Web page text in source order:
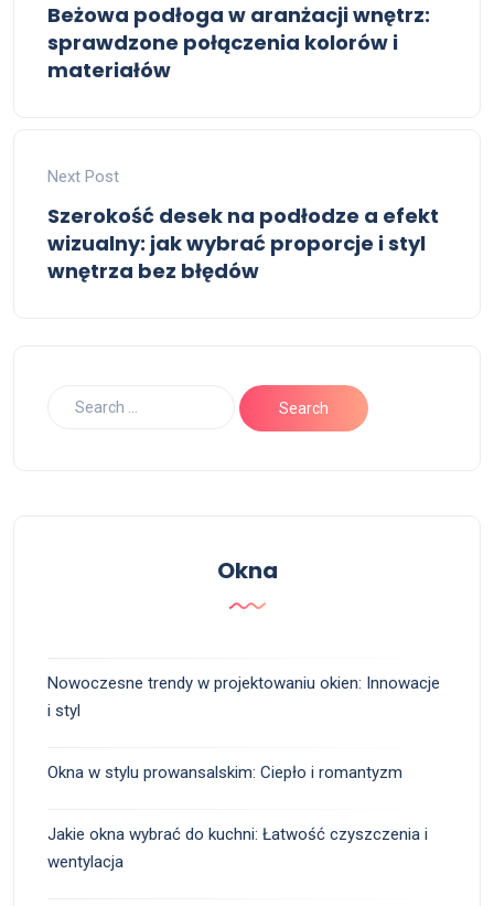
Beżowa podłoga w aranżacji wnętrz:
sprawdzone połączenia kolorów i
materiałów
Next Post
Szerokość desek na podłodze a efekt
wizualny: jak wybrać proporcje i styl
wnętrza bez błędów
Okna
Nowoczesne trendy w projektowaniu okien: Innowacje
i styl
Okna w stylu prowansalskim: Ciepło i romantyzm
Jakie okna wybrać do kuchni: Łatwość czyszczenia i
wentylacja